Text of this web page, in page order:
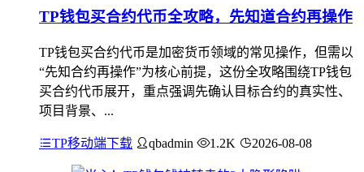
TP钱包买合约代币全攻略，先知道合约再操作
TP钱包买合约代币是加密货币领域的常见操作，但需以
“先知合约再操作”为核心前提，这份全攻略围绕TP钱包
买合约代币展开，重点强调先确认目标合约的真实性、
项目背景、...
TP移动端下载 qbadmin 1.2K 2026-08-08